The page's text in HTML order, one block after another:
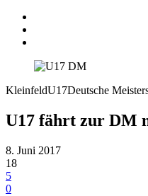
KleinfeldU17Deutsche
U17 fährt zur DM
8. Juni 2017
18
5
0